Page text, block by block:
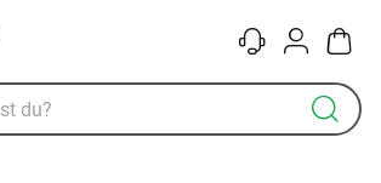
KontaktKonto